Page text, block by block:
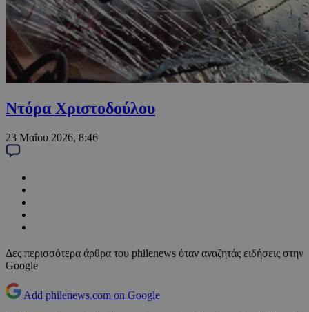
Ντόρα Χριστοδούλου
23 Μαΐου 2026, 8:46
Δες περισσότερα άρθρα του philenews όταν αναζητάς ειδήσεις στην
Google
Add philenews.com on Google